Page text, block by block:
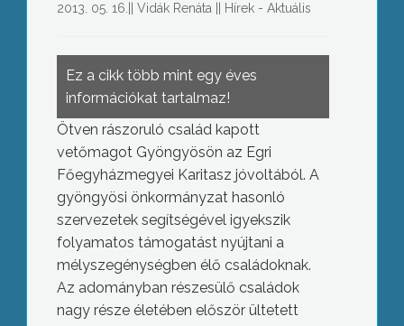
2013. 05. 16. Vidák Renáta Hírek - Aktuális
Ez a cikk több mint egy éves
információkat tartalmaz!
Ötven rászoruló család kapott
vetőmagot Gyöngyösön az Egri
Főegyházmegyei Karitasz jóvoltából. A
gyöngyösi önkormányzat hasonló
szervezetek segítségével igyekszik
folyamatos támogatást nyújtani a
mélyszegénységben élő családoknak.
Az adományban részesülő családok
nagy része életében először ültetett